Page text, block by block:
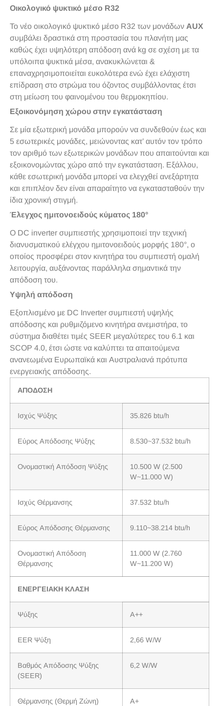
Οικολογικό ψυκτικό μέσο R32
Το νέο οικολογικό ψυκτικό μέσο R32 των μονάδων AUX
συμβάλει δραστικά στη προστασία του πλανήτη μας
καθώς έχει υψηλότερη απόδοση ανά kg σε σχέση με τα
υπόλοιπα ψυκτικά μέσα, ανακυκλώνεται &
επαναχρησιμοποιείται ευκολότερα ενώ έχει ελάχιστη
επίδραση στο στρώμα του όζοντος συμβάλλοντας έτσι
στη μείωση του φαινομένου του θερμοκηπίου.
Εξοικονόμηση χώρου στην εγκατάσταση
Σε μία εξωτερική μονάδα μπορούν να συνδεθούν έως και
5 εσωτερικές μονάδες, μειώνοντας κατ’ αυτόν τον τρόπο
τον αριθμό των εξωτερικών μονάδων που απαιτούνται και
εξοικονομώντας χώρο από την εγκατάσταση. Εξάλλου,
κάθε εσωτερική μονάδα μπορεί να ελεγχθεί ανεξάρτητα
και επιπλέον δεν είναι απαραίτητο να εγκατασταθούν την
ίδια χρονική στιγμή.
Έλεγχος ημιτονοειδούς κύματος 180°
Ο DC inverter συμπιεστής χρησιμοποιεί την τεχνική
διανυσματικού ελέγχου ημιτονοειδούς μορφής 180°, ο
οποίος προσφέρει στον κινητήρα του συμπιεστή ομαλή
λειτουργία, αυξάνοντας παράλληλα σημαντικά την
απόδοση του.
Υψηλή απόδοση
Εξοπλισμένο με DC Inverter συμπιεστή υψηλής
απόδοσης και ρυθμιζόμενο κινητήρα ανεμιστήρα, το
σύστημα διαθέτει τιμές SEER μεγαλύτερες του 6.1 και
SCOP 4.0, έτσι ώστε να καλύπτει τα απαιτούμενα
ανανεωμένα Ευρωπαϊκά και Αυστραλιανά πρότυπα
ενεργειακής απόδοσης.
ΑΠΟΔΟΣΗ
Ισχύς Ψύξης 35.826 btu/h
Εύρος Απόδοσης Ψύξης 8.530~37.532 btu/h
Ονομαστική Απόδοση Ψύξης
10.500 W (2.500
W~11.000 W)
Ισχύς Θέρμανσης 37.532 btu/h
Εύρος Απόδοσης Θέρμανσης 9.110~38.214 btu/h
Ονομαστική Απόδοση
Θέρμανσης
11.000 W (2.760
W~11.200 W)
ΕΝΕΡΓΕΙΑΚΗ ΚΛΑΣΗ
Ψύξης A++
EER Ψύξη 2,66 W/W
Βαθμός Απόδοσης Ψύξης
(SEER)
6,2 W/W
Θέρμανσης (Θερμή Ζώνη) A+